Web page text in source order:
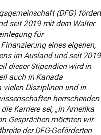
(DFG) fördert
seit 2019 mit dem Walter
für
eines eigenen,
im Ausland und seit 2019
dieser Stipendien wird in
auch in Kanada
vielen Disziplinen und in
herrschenden
Karriere sei, „in Amerika
Gesprächen möchten wir
der DFG-Geförderten